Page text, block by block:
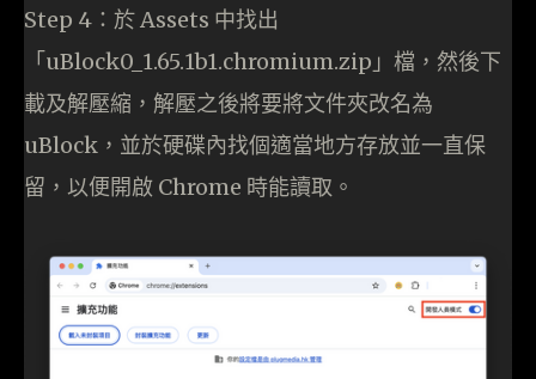
Step 4：於 Assets 中找出
「uBlock0_1.65.1b1.chromium.zip」檔，然後下
載及解壓縮，解壓之後將要將文件夾改名為
uBlock，並於硬碟內找個適當地方存放並一直保
留，以便開啟 Chrome 時能讀取。